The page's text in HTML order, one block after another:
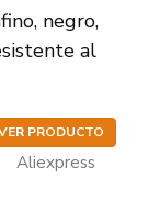
negro,
al
PRODUCTO
Aliexpress